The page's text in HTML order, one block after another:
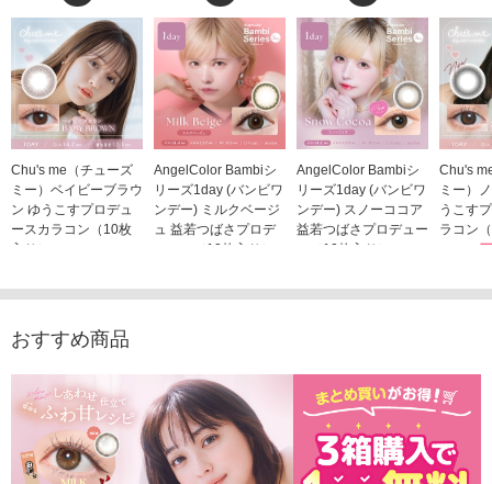
Chu's me（チューズ
ミー）ベイビーブラウ
ン ゆうこすプロデュ
ースカラコン（10枚
入り）
AngelColor Bambiシ
リーズ1day (バンビワ
ンデー) ミルクベージ
ュ 益若つばさプロデ
ュース（10枚入り）
AngelColor Bambiシ
リーズ1day (バンビワ
ンデー) スノーココア
益若つばさプロデュー
ス（10枚入り）
Chu's
ミー）
うこす
ラコン
1,705
おすすめ商品